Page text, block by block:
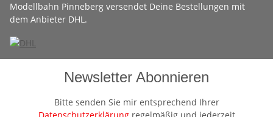
Modellbahn Pinneberg versendet Deine Bestellungen mit
dem Anbieter DHL.
Newsletter Abonnieren
Bitte senden Sie mir entsprechend Ihrer